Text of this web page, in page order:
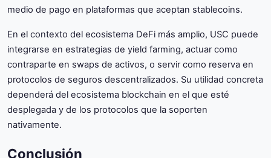
medio de pago en plataformas que aceptan stablecoins.
En el contexto del ecosistema DeFi más amplio, USC puede
integrarse en estrategias de yield farming, actuar como
contraparte en swaps de activos, o servir como reserva en
protocolos de seguros descentralizados. Su utilidad concreta
dependerá del ecosistema blockchain en el que esté
desplegada y de los protocolos que la soporten
nativamente.
Conclusión